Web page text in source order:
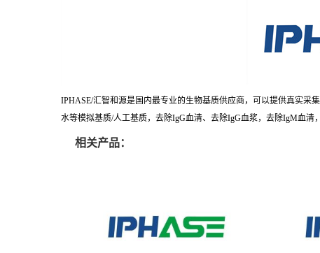
IPHASE/汇智和源是国内最专业的生物基质供应商，可以提供真实采
水等模拟基质/人工基质，去除IgG血清、去除IgG血浆，去除IgM血清
相关产品：